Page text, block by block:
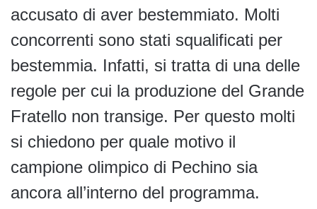
accusato di aver bestemmiato. Molti
concorrenti sono stati squalificati per
bestemmia. Infatti, si tratta di una delle
regole per cui la produzione del Grande
Fratello non transige. Per questo molti
si chiedono per quale motivo il
campione olimpico di Pechino sia
ancora all’interno del programma.